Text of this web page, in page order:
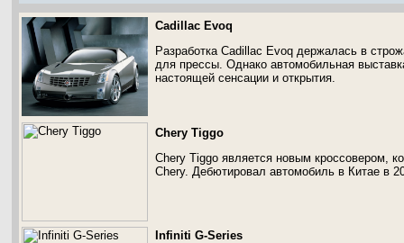
Cadillac Evoq
Разработка Cadillac Evoq держалась в
для прессы. Однако автомобильная
настоящей сенсации и открытия.
Chery Tiggo
Chery Tiggo является новым кроссовером,
Chery. Дебютировал автомобиль в Китае в
Infiniti G-Series